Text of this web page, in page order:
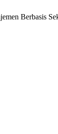
Berbasis